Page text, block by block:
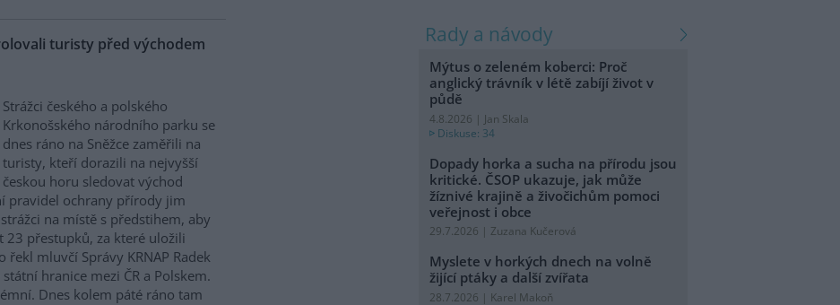
turisty před východem
Strážci českého a polského
Krkonošského národního parku se
dnes ráno na Sněžce zaměřili na
turisty, kteří dorazili na nejvyšší
českou horu sledovat východ
pravidel ochrany přírody jim
na místě s předstihem, aby
přestupků, za které uložili
mluvčí Správy KRNAP Radek
hranice mezi ČR a Polskem.
Dnes kolem páté ráno tam
rady a návody
Mýtus o zeleném koberci: Proč
anglický trávník v létě zabíjí život v
půdě
4.8.2026 | Jan Skala
Diskuse: 34
Dopady horka a sucha na přírodu jsou
kritické. ČSOP ukazuje, jak může
žíznivé krajině a živočichům pomoci
veřejnost i obce
29.7.2026 | Zuzana Kučerová
Myslete v horkých dnech na volně
žijící ptáky a další zvířata
28.7.2026 | Karel Makoň